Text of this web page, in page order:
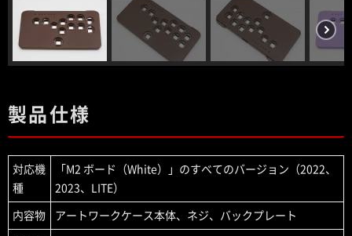
製品仕様
対応機
種
「M2 ボード（White）」のすべてのバージョン（2022、
2023、LITE）
内容物 アートワークケース本体、ネジ、バックプレート